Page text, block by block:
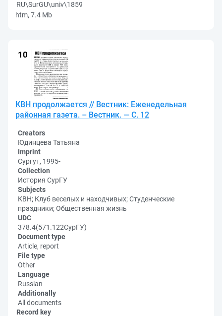
RU\SurGU\univ\1859
htm, 7.4 Mb
КВН продолжается // Вестник: Еженедельная
районная газета. – Вестник. — С. 12
Creators
Юдинцева Татьяна
Imprint
Сургут, 1995-
Collection
История СурГУ
Subjects
КВН; Клуб веселых и находчивых; Студенческие
праздники; Общественная жизнь
UDC
378.4(571.122СурГУ)
Document type
Article, report
File type
Other
Language
Russian
Additionally
All documents
Record key